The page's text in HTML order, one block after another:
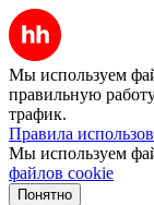
Мы используем
правильную
трафик.
Правила
Мы используем
файлов cookie
Понятно